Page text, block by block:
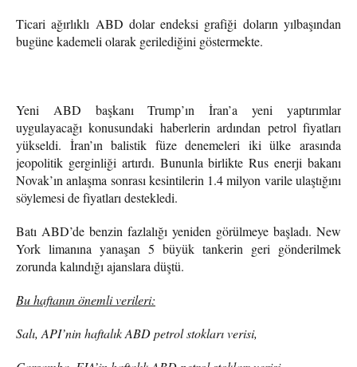
Ticari ağırlıklı ABD dolar endeksi grafiği doların yılbaşından
bugüne kademeli olarak gerilediğini göstermekte.
Yeni ABD başkanı Trump’ın İran’a yeni yaptırımlar
uygulayacağı konusundaki haberlerin ardından petrol fiyatları
yükseldi. İran’ın balistik füze denemeleri iki ülke arasında
jeopolitik gerginliği artırdı. Bununla birlikte Rus enerji bakanı
Novak’ın anlaşma sonrası kesintilerin 1.4 milyon varile ulaştığını
söylemesi de fiyatları destekledi.
Batı ABD’de benzin fazlalığı yeniden görülmeye başladı. New
York limanına yanaşan 5 büyük tankerin geri gönderilmek
zorunda kalındığı ajanslara düştü.
Bu haftanın önemli verileri:
Salı, API’nin haftalık ABD petrol stokları verisi,